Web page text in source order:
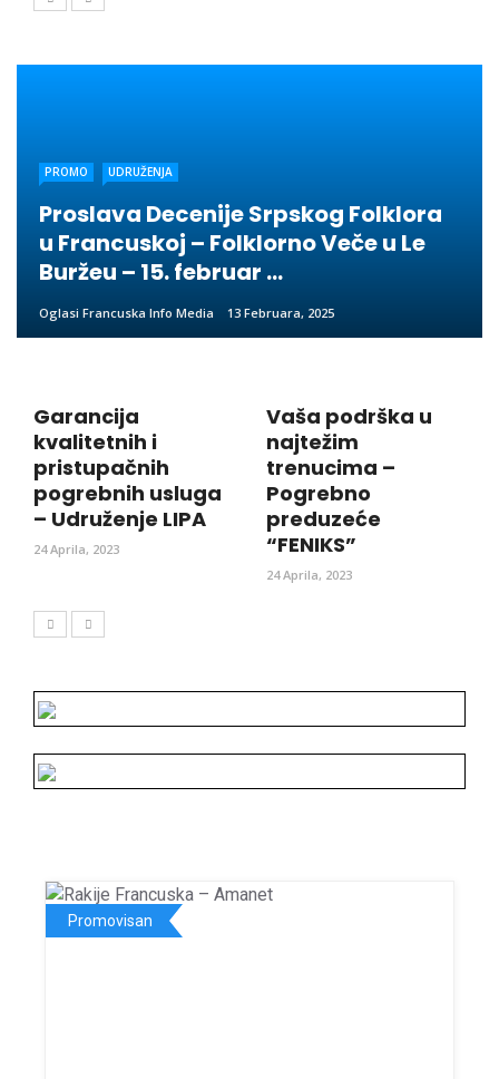
PROMO UDRUŽENJA
Proslava Decenije Srpskog Folklora
u Francuskoj – Folklorno Veče u Le
Buržeu – 15. februar ...
Oglasi Francuska Info Media 13 Februara, 2025
Garancija
kvalitetnih i
pristupačnih
pogrebnih usluga
– Udruženje LIPA
24 Aprila, 2023
Vaša podrška u
najtežim
trenucima –
Pogrebno
preduzeće
“FENIKS”
24 Aprila, 2023
Promovisan